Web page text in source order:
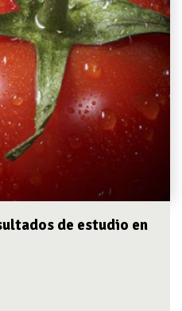
de estudio en